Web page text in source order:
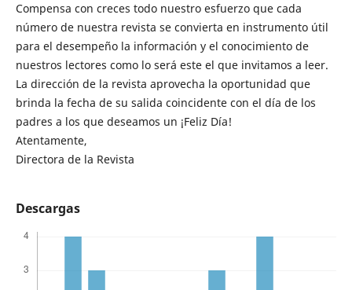
Compensa con creces todo nuestro esfuerzo que cada
número de nuestra revista se convierta en instrumento útil
para el desempeño la información y el conocimiento de
nuestros lectores como lo será este el que invitamos a leer.
La dirección de la revista aprovecha la oportunidad que
brinda la fecha de su salida coincidente con el día de los
padres a los que deseamos un ¡Feliz Día!
Atentamente,
Directora de la Revista
Descargas